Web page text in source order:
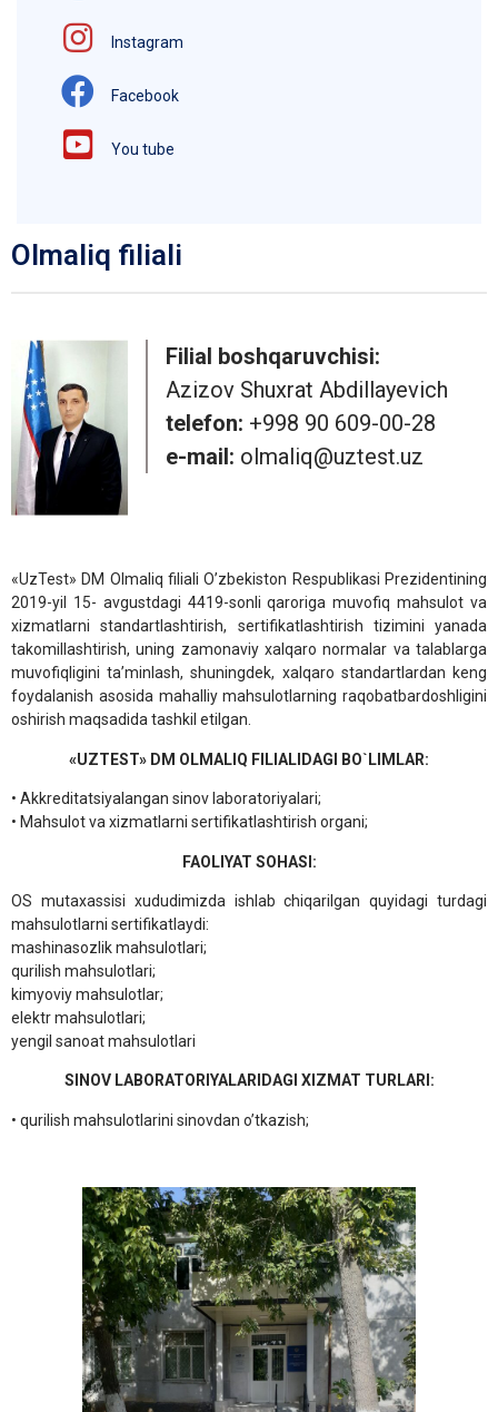
Instagram
Facebook
You tube
Olmaliq filiali
Filial boshqaruvchisi:
Azizov Shuxrat Abdillayevich
telefon: +998 90 609-00-28
e-mail: olmaliq@uztest.uz
«UzTest» DM Olmaliq filiali O’zbekiston Respublikasi Prezidentining
2019-yil 15- avgustdagi 4419-sonli qaroriga muvofiq mahsulot va
xizmatlarni standartlashtirish, sertifikatlashtirish tizimini yanada
takomillashtirish, uning zamonaviy xalqaro normalar va talablarga
muvofiqligini ta’minlash, shuningdek, xalqaro standartlardan keng
foydalanish asosida mahalliy mahsulotlarning raqobatbardoshligini
oshirish maqsadida tashkil etilgan.
«UZTEST» DM OLMALIQ FILIALIDAGI BO`LIMLAR:
• Akkreditatsiyalangan sinov laboratoriyalari;
• Mahsulot va xizmatlarni sertifikatlashtirish organi;
FAOLIYAT SOHASI:
OS mutaxassisi xududimizda ishlab chiqarilgan quyidagi turdagi
mahsulotlarni sertifikatlaydi:
mashinasozlik mahsulotlari;
qurilish mahsulotlari;
kimyoviy mahsulotlar;
elektr mahsulotlari;
yengil sanoat mahsulotlari
SINOV LABORATORIYALARIDAGI XIZMAT TURLARI:
• qurilish mahsulotlarini sinovdan o’tkazish;